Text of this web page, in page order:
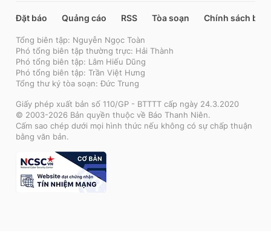
Đặt báo Quảng cáo RSS Tòa soạn Chính sách bảo
Tổng biên tập: Nguyễn Ngọc Toàn
Phó tổng biên tập thường trực: Hải Thành
Phó tổng biên tập: Lâm Hiếu Dũng
Phó tổng biên tập: Trần Việt Hưng
Tổng thư ký tòa soạn: Đức Trung
Giấy phép xuất bản số 110/GP - BTTTT cấp ngày 24.3.2020
© 2003-2026 Bản quyền thuộc về Báo Thanh Niên.
Cấm sao chép dưới mọi hình thức nếu không có sự chấp thuận
bằng văn bản.